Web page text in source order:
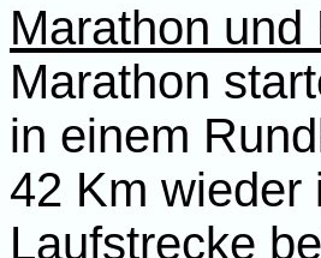
Marathon
Marathon
in einem
42 Km wieder
Laufstrecke